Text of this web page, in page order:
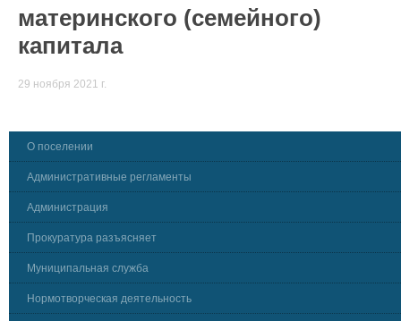
материнского (семейного)
капитала
29 ноября 2021 г.
О поселении
Административные регламенты
Администрация
Прокуратура разъясняет
Муниципальная служба
Нормотворческая деятельность